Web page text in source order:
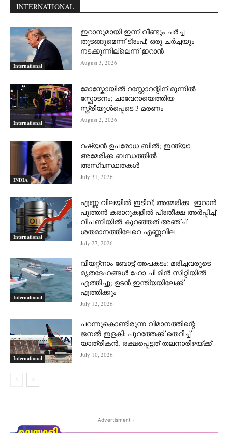
INTERNATIONAL
International
ഇറാനുമായി ഇന്ന് വീണ്ടും ചര്‍ച്ച
തുടങ്ങുമെന്ന് ട്രംപ്; ഒരു ചര്‍ച്ചയും
നടക്കുന്നില്ലെന്ന് ഇറാന്‍
August 3, 2026
International
മോസ്കോയിൽ റസ്റ്റോറന്റിന് മുന്നിൽ
സ്ഫോടനം; ചാവേറായെത്തിയ
സ്ത്രീയുൾപ്പെടെ 3 മരണം
August 2, 2026
INDIA
റഷ്യന്‍ ഉപരോധ ബില്‍; ഇന്ത്യാ
അമേരിക്ക ബന്ധത്തില്‍
അസ്വസ്ഥതകള്‍
July 31, 2026
International
എണ്ണ വിലയില്‍ ഇടിവ്; അമേരിക്ക -ഇറാന്‍
പുത്തന്‍ കരാറുകളില്‍ പ്രതീക്ഷ അര്‍പ്പിച്ച്
വിപണിയില്‍ കുറഞ്ഞത് അഞ്ച്
ശതമാനത്തിലേറെ എണ്ണവില
July 27, 2026
International
വിയറ്റ്നാം ബോട്ട് അപകടം: മരിച്ചവരുടെ
മൃതദേഹങ്ങൾ ഹോ ചി മിൻ സിറ്റിയിൽ
എത്തിച്ചു; ഉടൻ ഇന്ത്യയിലേക്ക്
എത്തിക്കും
July 12, 2026
International
പറന്നുകൊണ്ടിരുന്ന വിമാനത്തിന്റെ
ജനൽ ഇളകി; പുറത്തേക്ക് തെറിച്ച്
യാത്രികൻ, രക്ഷപ്പെട്ടത് തലനാരിഴയ്ക്ക്
July 10, 2026
- Advertisment -